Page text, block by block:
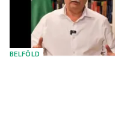
BELFÖLD